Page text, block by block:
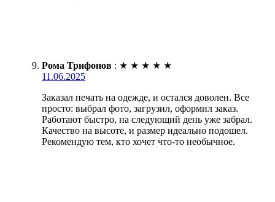
Рома Трифонов : ★ ★ ★ ★ ★
11.06.2025
Заказал печать на одежде, и остался доволен. Все
просто: выбрал фото, загрузил, оформил заказ.
Работают быстро, на следующий день уже забрал.
Качество на высоте, и размер идеально подошел.
Рекомендую тем, кто хочет что-то необычное.